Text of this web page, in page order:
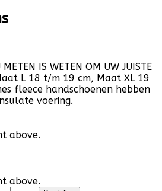
METEN IS WETEN OM UW JUISTE
L 18 t/m 19 cm, Maat XL 19
fleece handschoenen hebben
voering.
above.
above.